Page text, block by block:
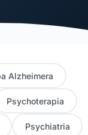
Alzheimera
Psychoterapia
Psychiatria